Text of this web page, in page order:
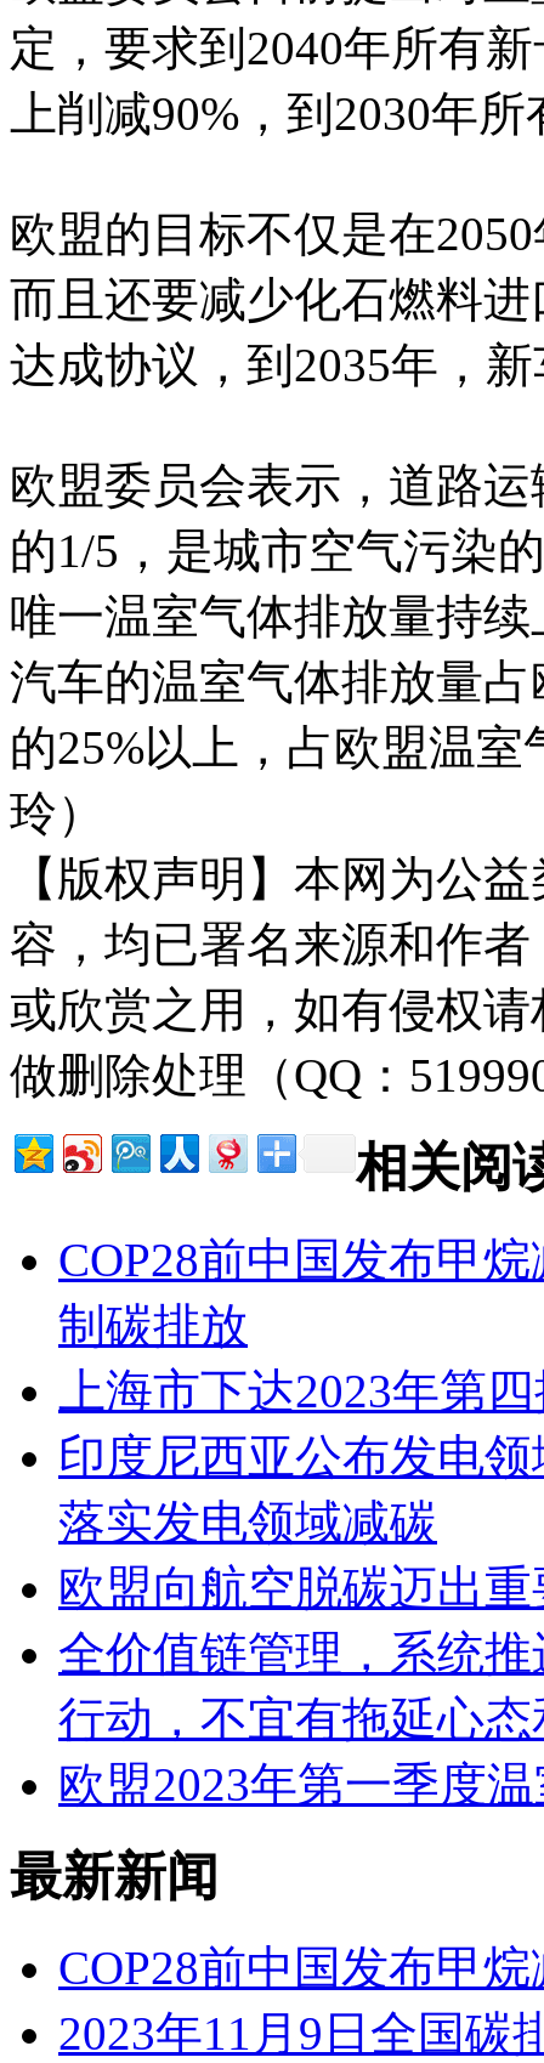
定，要求到2040年所有
上削减90%，到2030年
欧盟的目标不仅是在
而且还要减少化石燃料
达成协议，到2035年，
欧盟委员会表示，道路
的1/5，是城市空气污染
唯一温室气体排放量持
汽车的温室气体排放量
的25%以上，占欧盟温
玲）
【版权声明】本网为公
容，均已署名来源和作
或欣赏之用，如有侵权
做删除处理（QQ：
相关阅
COP28前中国发布甲
制碳排放
上海市下达2023年第
印度尼西亚公布发电
落实发电领域减碳
欧盟向航空脱碳迈出
全价值链管理，系统
行动，不宜有拖延心
欧盟2023年第一季度
最新新闻
COP28前中国发布甲
2023年11月9日全国碳